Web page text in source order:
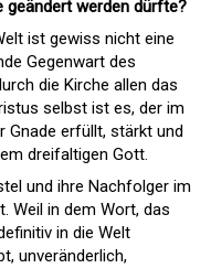
geändert werden dürfte?
ist gewiss nicht eine
Gegenwart des
die Kirche allen das
selbst ist es, der im
Gnade erfüllt, stärkt und
dreifaltigen Gott.
und ihre Nachfolger im
Weil in dem Wort, das
in die Welt
unveränderlich,